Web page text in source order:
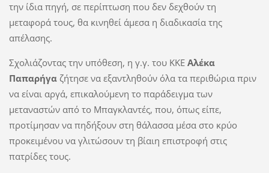
την ίδια πηγή, σε περίπτωση που δεν δεχθούν τη
μεταφορά τους, θα κινηθεί άμεσα η διαδικασία της
απέλασης.
Σχολιάζοντας την υπόθεση, η γ.γ. του ΚΚΕ Αλέκα
Παπαρήγαζήτησε να εξαντληθούν όλα τα περιθώρια πριν
να είναι αργά, επικαλούμενη το παράδειγμα των
μεταναστών από το Μπαγκλαντές, που, όπως είπε,
προτίμησαν να πηδήξουν στη θάλασσα μέσα στο κρύο
προκειμένου να γλιτώσουν τη βίαιη επιστροφή στις
πατρίδες τους.